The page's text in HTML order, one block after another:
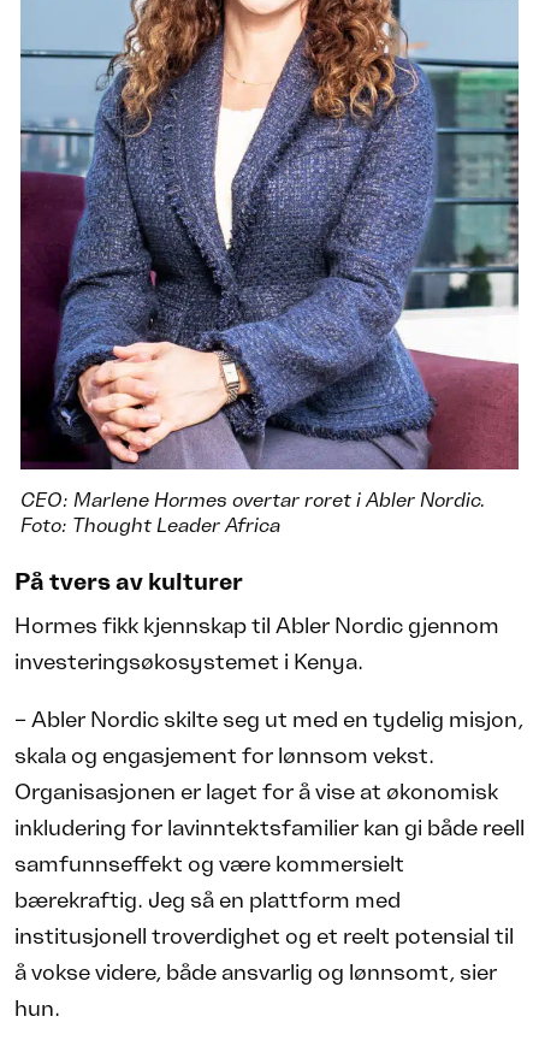
CEO: Marlene Hormes overtar roret i Abler Nordic.
Foto: Thought Leader Africa
På tvers av kulturer
Hormes fikk kjennskap til Abler Nordic gjennom
investeringsøkosystemet i Kenya.
– Abler Nordic skilte seg ut med en tydelig misjon,
skala og engasjement for lønnsom vekst.
Organisasjonen er laget for å vise at økonomisk
inkludering for lavinntektsfamilier kan gi både reell
samfunnseffekt og være kommersielt
bærekraftig. Jeg så en plattform med
institusjonell troverdighet og et reelt potensial til
å vokse videre, både ansvarlig og lønnsomt, sier
hun.